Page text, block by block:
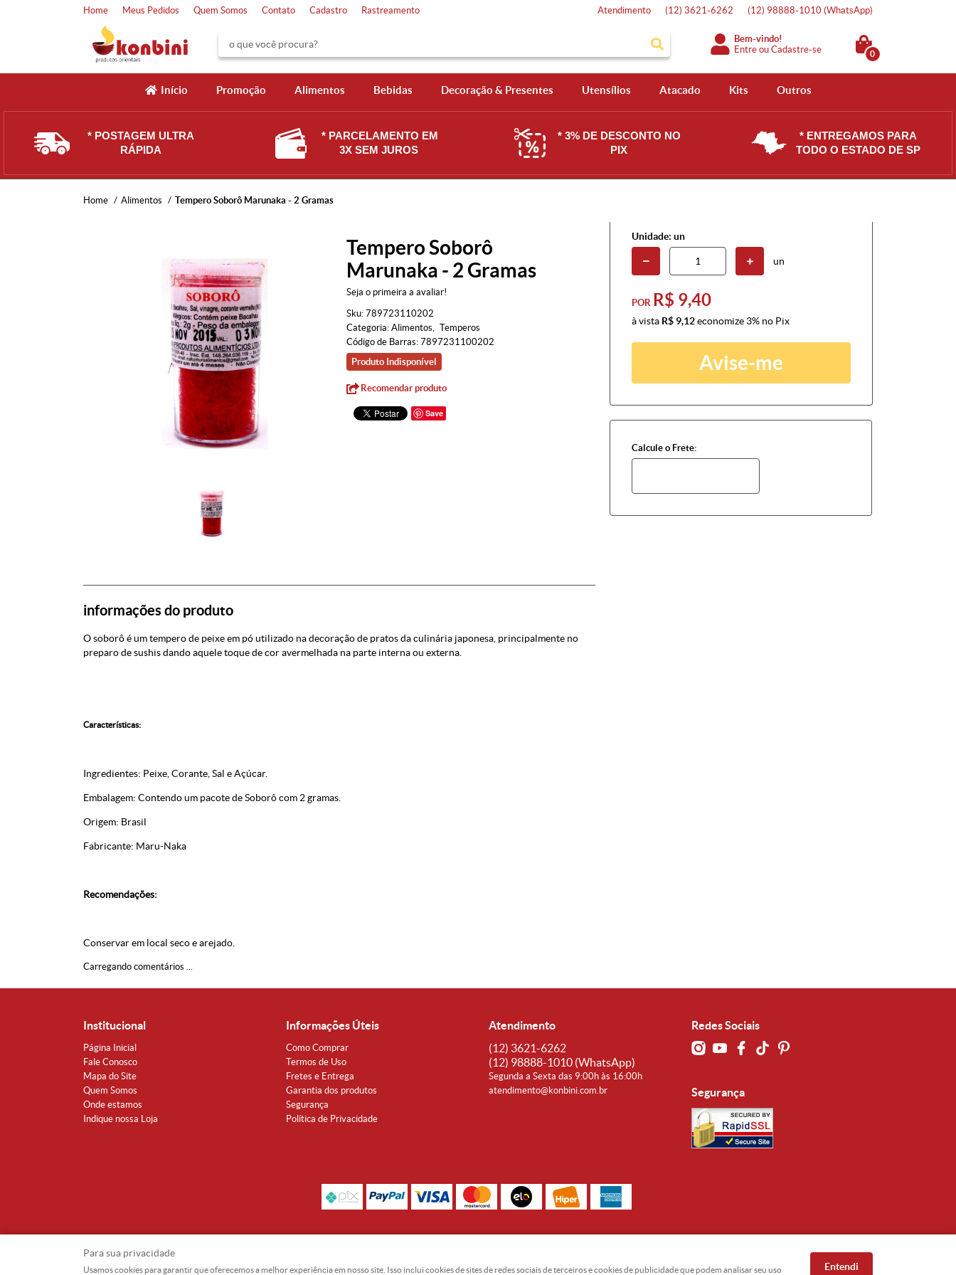
Home Meus Pedidos Quem Somos Contato Cadastro Rastreamento Atendimento (12) 3621-6262 (12) 98888-1010 (WhatsApp)
Bem-vindo!
Entre ouCadastre-se 0
Início Promoção Alimentos Bebidas Decoração & Presentes Utensílios Atacado Kits Outros
* POSTAGEM ULTRA
RÁPIDA
* PARCELAMENTO EM
3X SEM JUROS
* 3% DE DESCONTO NO
PIX
* ENTREGAMOS PARA
TODO O ESTADO DE SP
Home Alimentos Tempero Soborô Marunaka - 2 Gramas
Tempero Soborô
Marunaka - 2 Gramas
Seja o primeira a avaliar!
Sku: 789723110202
Categoria: Alimentos
Temperos
Código de Barras: 7897231100202
Produto Indisponível
Recomendar produto
Save
Unidade: un
un
POR R$ 9,40
à vista R$ 9,12economize 3% no Pix
Avise-me
Calcule o Frete:
informações do produto
O soborô é um tempero de peixe em pó utilizado na decoração de pratos da culinária japonesa, principalmente no
preparo de sushis dando aquele toque de cor avermelhada na parte interna ou externa.
Características:
Ingredientes: Peixe, Corante, Sal e Açúcar.
Embalagem: Contendo um pacote de Soborô com 2 gramas.
Origem: Brasil
Fabricante: Maru-Naka
Recomendações:
Conservar em local seco e arejado.
Carregando comentários ...
Institucional
Página Inicial
Fale Conosco
Mapa do Site
Quem Somos
Onde estamos
Indique nossa Loja
Informações Úteis
Como Comprar
Termos de Uso
Fretes e Entrega
Garantia dos produtos
Segurança
Política de Privacidade
Atendimento
(12) 3621-6262
(12) 98888-1010 (WhatsApp)
Segunda a Sexta das 9:00h às 16:00h
atendimento@konbini.com.br
Redes Sociais
Segurança
Para sua privacidade
Usamos cookies para garantir que oferecemos a melhor experiência em nosso site. Isso inclui cookies de sites de redes sociais de terceiros e cookies de publicidade que podem analisar seu uso Entendi